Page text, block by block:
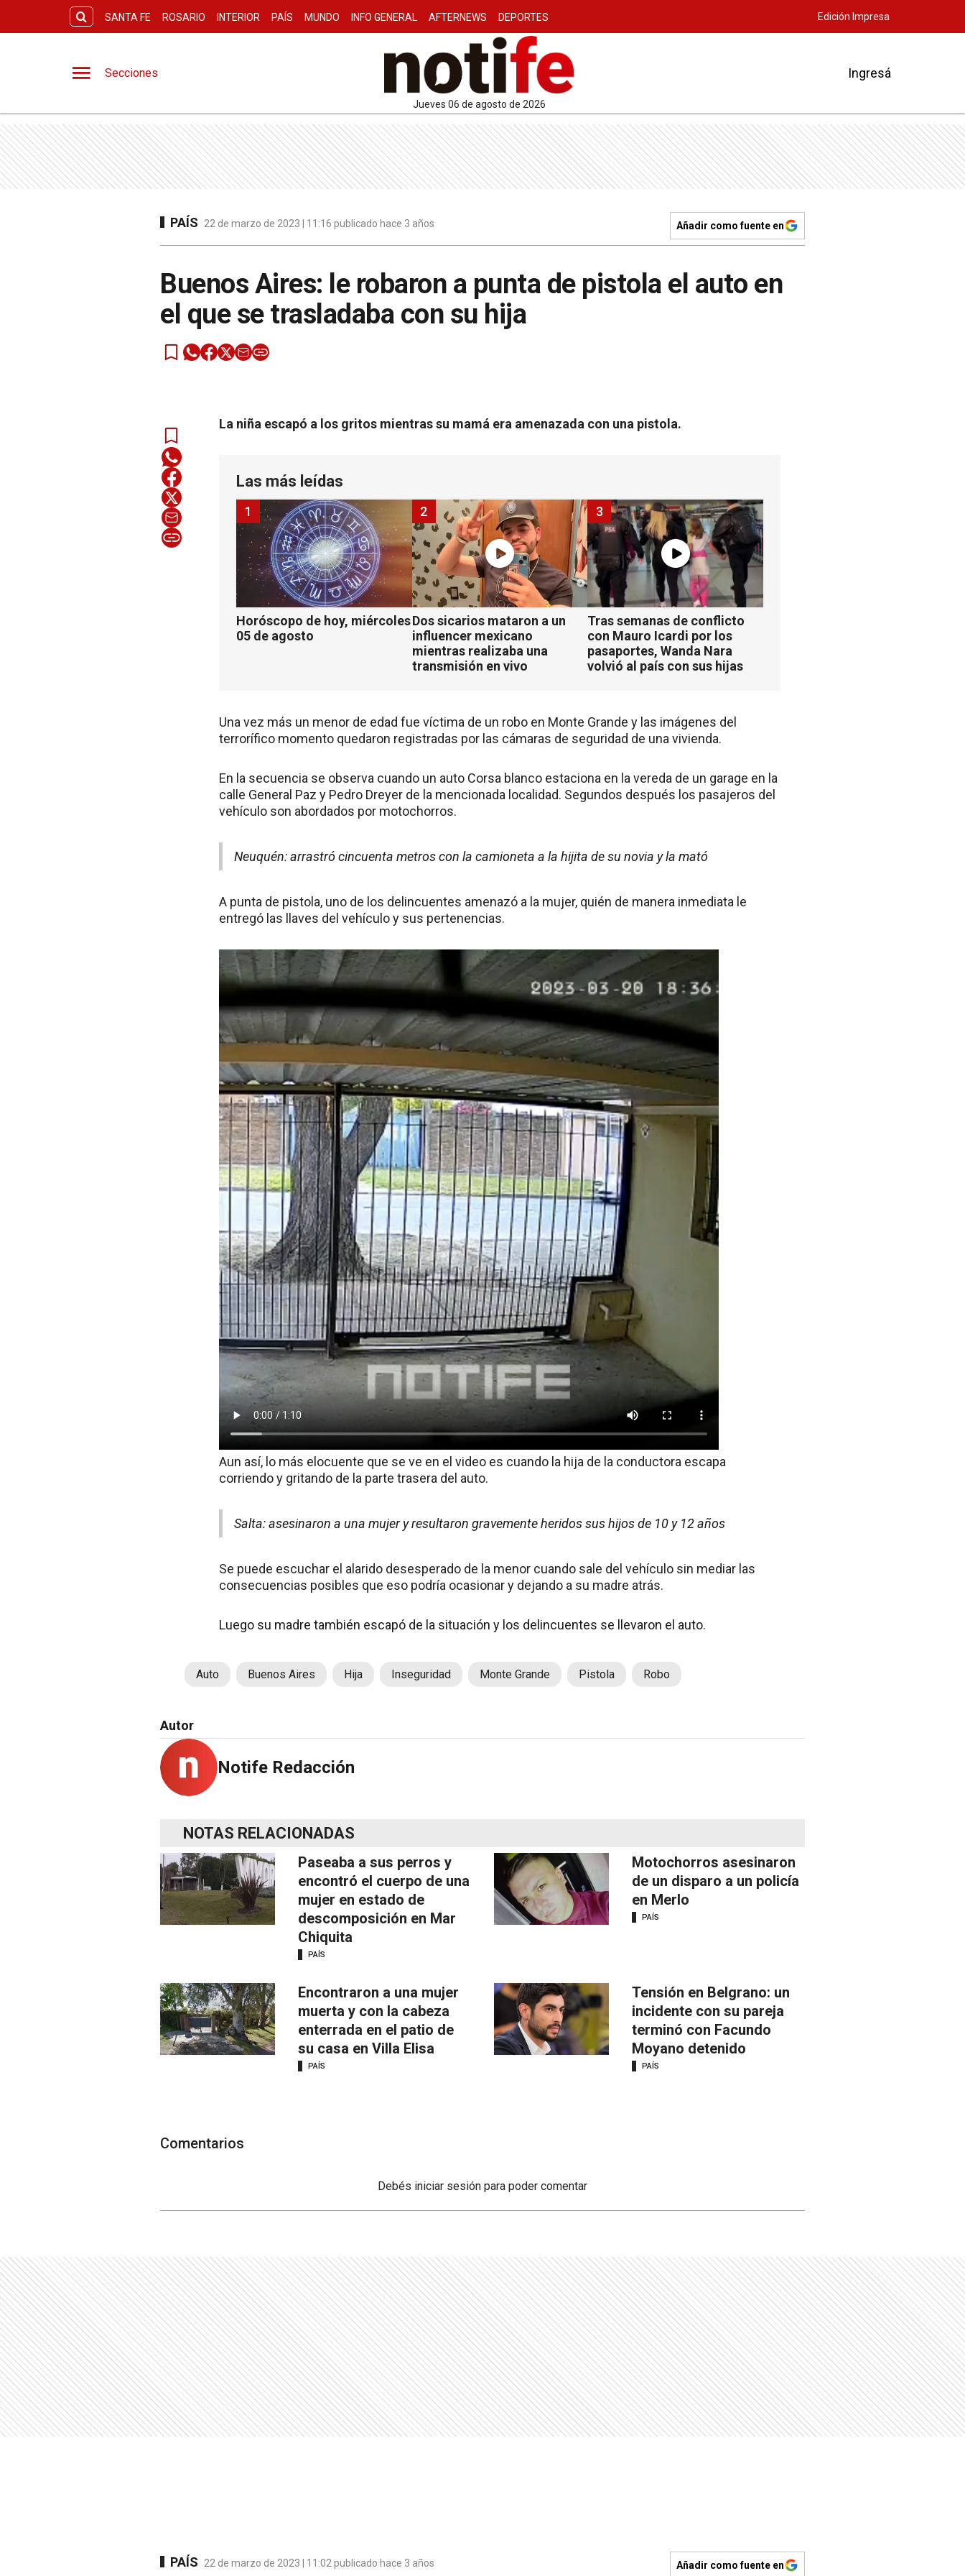
SANTA FE ROSARIO INTERIOR PAÍS MUNDO INFO GENERAL AFTERNEWS DEPORTES Edición Impresa
Secciones
jueves 06 de agosto de 2026
Ingresá
PAÍS 22 de marzo de 2023 | 11:16 publicado hace 3 años Añadir como fuente en
Buenos Aires: le robaron a punta de pistola el auto en
el que se trasladaba con su hija
La niña escapó a los gritos mientras su mamá era amenazada con una pistola.
Las más leídas
Horóscopo de hoy, miércoles
05 de agosto
1
Dos sicarios mataron a un
influencer mexicano
mientras realizaba una
transmisión en vivo
2
Tras semanas de conflicto
con Mauro Icardi por los
pasaportes, Wanda Nara
volvió al país con sus hijas
3
Una vez más un menor de edad fue víctima de un robo en Monte Grande y las imágenes del
terrorífico momento quedaron registradas por las cámaras de seguridad de una vivienda.
En la secuencia se observa cuando un auto Corsa blanco estaciona en la vereda de un garage en la
calle General Paz y Pedro Dreyer de la mencionada localidad. Segundos después los pasajeros del
vehículo son abordados por motochorros.
Neuquén: arrastró cincuenta metros con la camioneta a la hijita de su novia y la mató
A punta de pistola, uno de los delincuentes amenazó a la mujer, quién de manera inmediata le
entregó las llaves del vehículo y sus pertenencias.
Aun así, lo más elocuente que se ve en el video es cuando la hija de la conductora escapa
corriendo y gritando de la parte trasera del auto.
Salta: asesinaron a una mujer y resultaron gravemente heridos sus hijos de 10 y 12 años
Se puede escuchar el alarido desesperado de la menor cuando sale del vehículo sin mediar las
consecuencias posibles que eso podría ocasionar y dejando a su madre atrás.
Luego su madre también escapó de la situación y los delincuentes se llevaron el auto.
Auto Buenos Aires Hija Inseguridad Monte Grande Pistola Robo
Autor
Notife Redacción
NOTAS RELACIONADAS
Paseaba a sus perros y
encontró el cuerpo de una
mujer en estado de
descomposición en Mar
Chiquita
PAÍS
Motochorros asesinaron
de un disparo a un policía
en Merlo
PAÍS
Encontraron a una mujer
muerta y con la cabeza
enterrada en el patio de
su casa en Villa Elisa
PAÍS
Tensión en Belgrano: un
incidente con su pareja
terminó con Facundo
Moyano detenido
PAÍS
Comentarios
Debés iniciar sesión para poder comentar
PAÍS 22 de marzo de 2023 | 11:02 publicado hace 3 años Añadir como fuente en